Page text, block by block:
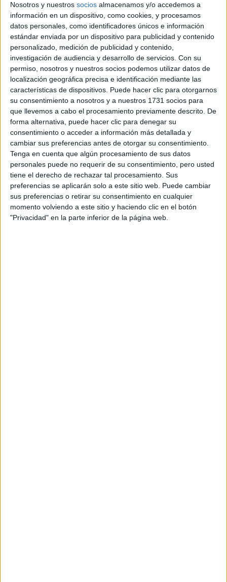
Nosotros y nuestros socios almacenamos y/o accedemos a
información en un dispositivo, como cookies, y procesamos
datos personales, como identificadores únicos e información
estándar enviada por un dispositivo para publicidad y contenido
personalizado, medición de publicidad y contenido,
investigación de audiencia y desarrollo de servicios. Con su
permiso, nosotros y nuestros socios podemos utilizar datos de
localización geográfica precisa e identificación mediante las
características de dispositivos. Puede hacer clic para otorgarnos
su consentimiento a nosotros y a nuestros 1731 socios para
que llevemos a cabo el procesamiento previamente descrito. De
forma alternativa, puede hacer clic para denegar su
consentimiento o acceder a información más detallada y
cambiar sus preferencias antes de otorgar su consentimiento.
Tenga en cuenta que algún procesamiento de sus datos
personales puede no requerir de su consentimiento, pero usted
tiene el derecho de rechazar tal procesamiento. Sus
preferencias se aplicarán solo a este sitio web. Puede cambiar
sus preferencias o retirar su consentimiento en cualquier
momento volviendo a este sitio y haciendo clic en el botón
"Privacidad" en la parte inferior de la página web.
Bodegón Vegano:
Milanesa Napolitana Vegana: Milanesa de seitán, salsa de
tomate, muzzarella de almendras, jamón de arroz, rodajas
de tomate, y papas fritas
Bebida: Jugo de naranja o agua
Moisha:
Moussaka Sándwich: Jalá de Molde + Milanesa de
berenjena - Salsa de tomate, salsa bechamel, queso
gratinado
Bebida: Mingo Hard Seltzer
at Redacción Marie Claire